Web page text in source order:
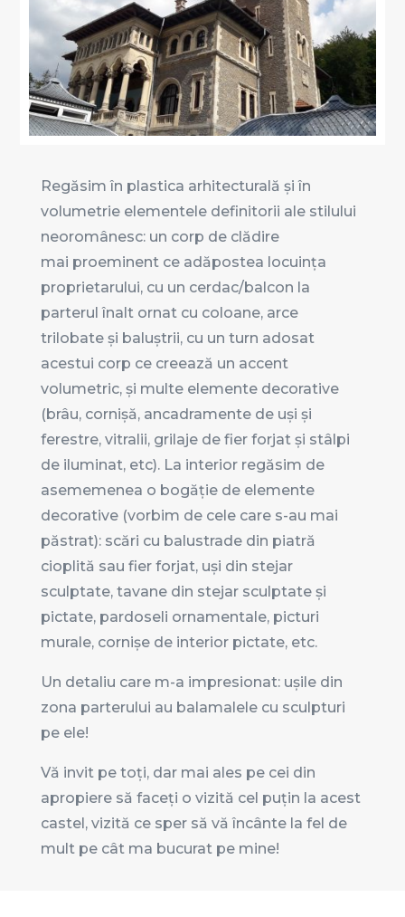
Regăsim în plastica arhitecturală și în
volumetrie elementele definitorii ale stilului
neoromânesc: un corp de clădire
mai proeminent ce adăpostea locuința
proprietarului, cu un cerdac/balcon la
parterul înalt ornat cu coloane, arce
trilobate și baluștrii, cu un turn adosat
acestui corp ce creează un accent
volumetric, și multe elemente decorative
(brâu, cornișă, ancadramente de uși și
ferestre, vitralii, grilaje de fier forjat și stâlpi
de iluminat, etc). La interior regăsim de
asememenea o bogăție de elemente
decorative (vorbim de cele care s-au mai
păstrat): scări cu balustrade din piatră
cioplită sau fier forjat, uși din stejar
sculptate, tavane din stejar sculptate și
pictate, pardoseli ornamentale, picturi
murale, cornișe de interior pictate, etc.
Un detaliu care m-a impresionat: ușile din
zona parterului au balamalele cu sculpturi
pe ele!
Vă invit pe toți, dar mai ales pe cei din
apropiere să faceți o vizită cel puțin la acest
castel, vizită ce sper să vă încânte la fel de
mult pe cât ma bucurat pe mine!